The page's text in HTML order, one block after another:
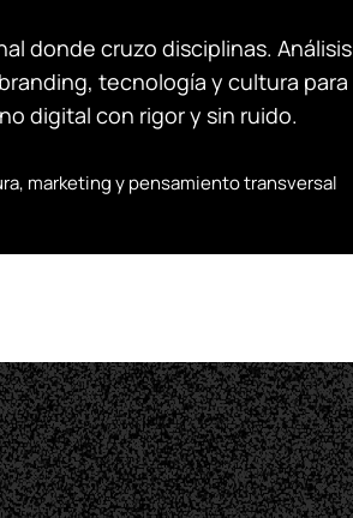
donde cruzo disciplinas. Análisis
tecnología y cultura para
digital con rigor y sin ruido.
marketing y pensamiento transversal